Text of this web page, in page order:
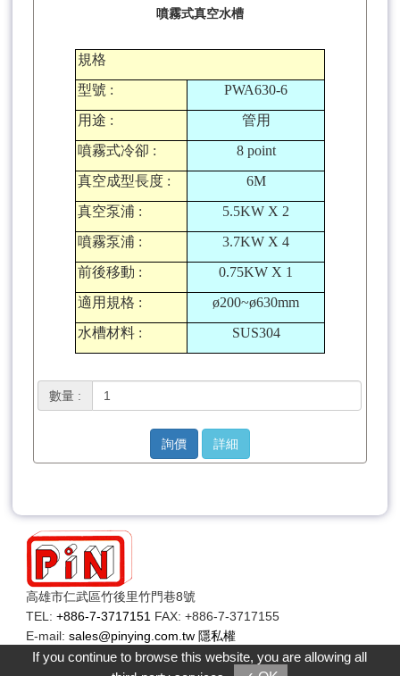
噴霧式真空水槽
規格
型號 :
PWA630-6
用途 :
管用
噴霧式冷卻 :
8 point
真空成型長度 :
6M
真空泵浦 :
5.5KW X 2
噴霧泵浦 :
3.7KW X 4
前後移動 :
0.75KW X 1
適用規格 :
ø200~ø630mm
水槽材料 : SUS304
數量 :
詢價 詳細
高雄市仁武區竹後里竹門巷8號
TEL: +886-7-3717151 FAX: +886-7-3717155
E-mail: sales@pinying.com.tw 隱私權
Copyright © 品穎機械有限公司
If you continue to browse this website, you are allowing all